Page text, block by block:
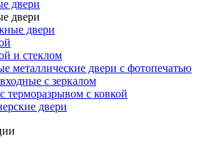
двери
двери
двери
и стеклом
металлические двери с фотопечатью
с зеркалом
терморазрывом с ковкой
двери